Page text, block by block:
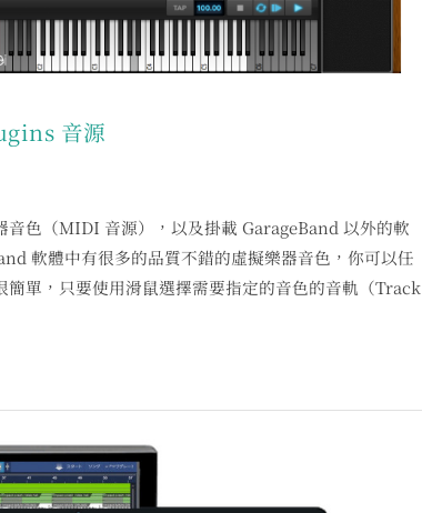
音源
色（MIDI 音源），以及掛載 GarageBand 以外的軟
軟體中有很多的品質不錯的虛擬樂器音色，你可以任
單，只要使用滑鼠選擇需要指定的音色的音軌（Track